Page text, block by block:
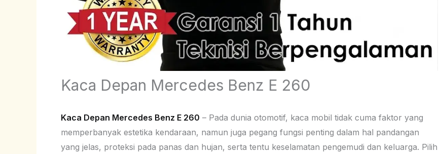
Kaca Depan Mercedes Benz E 260
Kaca Depan Mercedes Benz E 260 – Pada dunia otomotif, kaca mobil tidak cuma faktor yang
memperbanyak estetika kendaraan, namun juga pegang fungsi penting dalam hal pandangan
yang jelas, proteksi pada panas dan hujan, serta tentu keselamatan pengemudi dan keluarga. Pilih